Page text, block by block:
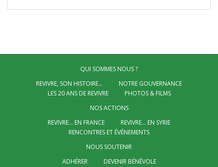
QUI SOMMES NOUS ?
REVIVRE, SON HISTOIRE…
NOTRE GOUVERNANCE
LES 20 ANS DE REVIVRE
PHOTOS & FILMS
NOS ACTIONS
REVIVRE… EN FRANCE
REVIVRE… EN SYRIE
RENCONTRES ET ÉVÉNEMENTS
NOUS SOUTENIR
ADHÉRER
DEVENIR BÉNÉVOLE